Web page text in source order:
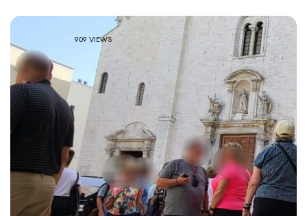
909 VIEWS